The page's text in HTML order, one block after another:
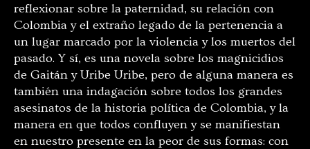
reflexionar sobre la paternidad, su relación con
Colombia y el extraño legado de la pertenencia a
un lugar marcado por la violencia y los muertos del
pasado. Y sí, es una novela sobre los magnicidios
de Gaitán y Uribe Uribe, pero de alguna manera es
también una indagación sobre todos los grandes
asesinatos de la historia política de Colombia, y la
manera en que todos confluyen y se manifiestan
en nuestro presente en la peor de sus formas: con